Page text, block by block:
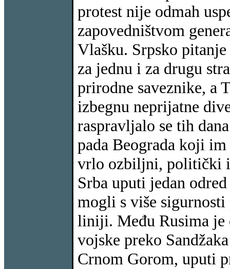
protest nije odmah
zapovedništvom
Vlašku. Srpsko
za jednu i za drugu
prirodne saveznike, a
izbegnu neprijatne
raspravljalo se tih
pada Beograda koji
vrlo ozbiljni, politički i
Srba uputi jedan
mogli s više
liniji. Među Rusima je
vojske preko
Crnom Gorom, uputi